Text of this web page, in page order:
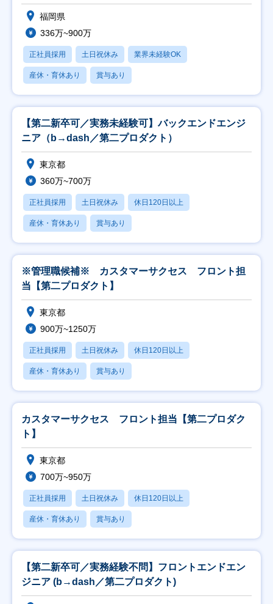
福岡県
336万~900万
正社員採用 土日祝休み 業界未経験OK
産休・育休あり 賞与あり
【第二新卒可／実務未経験可】バックエンドエンジ
ニア（b→dash／第二プロダクト）
東京都
360万~700万
正社員採用 土日祝休み 休日120日以上
産休・育休あり 賞与あり
※管理職候補※ カスタマーサクセス フロント担
当【第二プロダクト】
東京都
900万~1250万
正社員採用 土日祝休み 休日120日以上
産休・育休あり 賞与あり
カスタマーサクセス フロント担当【第二プロダク
ト】
東京都
700万~950万
正社員採用 土日祝休み 休日120日以上
産休・育休あり 賞与あり
【第二新卒可／実務経験不問】フロントエンドエン
ジニア (b→dash／第二プロダクト)